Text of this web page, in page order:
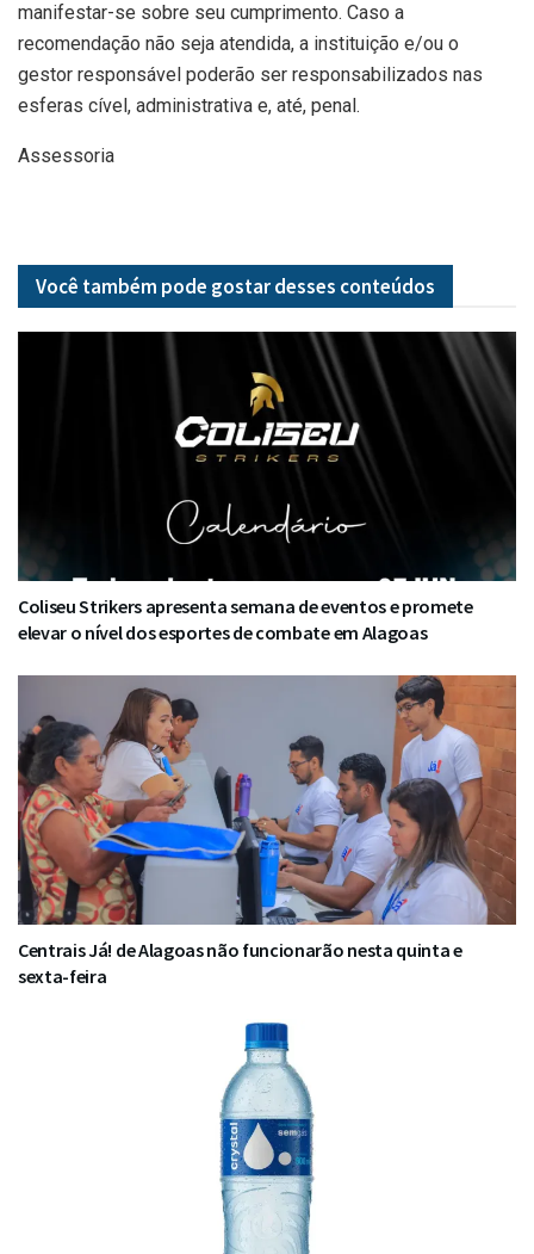
manifestar-se sobre seu cumprimento. Caso a
recomendação não seja atendida, a instituição e/ou o
gestor responsável poderão ser responsabilizados nas
esferas cível, administrativa e, até, penal.
Assessoria
Você também pode gostar desses conteúdos
Coliseu Strikers apresenta semana de eventos e promete
elevar o nível dos esportes de combate em Alagoas
Centrais Já! de Alagoas não funcionarão nesta quinta e
sexta-feira